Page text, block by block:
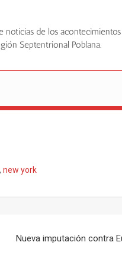
de los
Septentrional Poblana.
,new york
Nueva imputación contra